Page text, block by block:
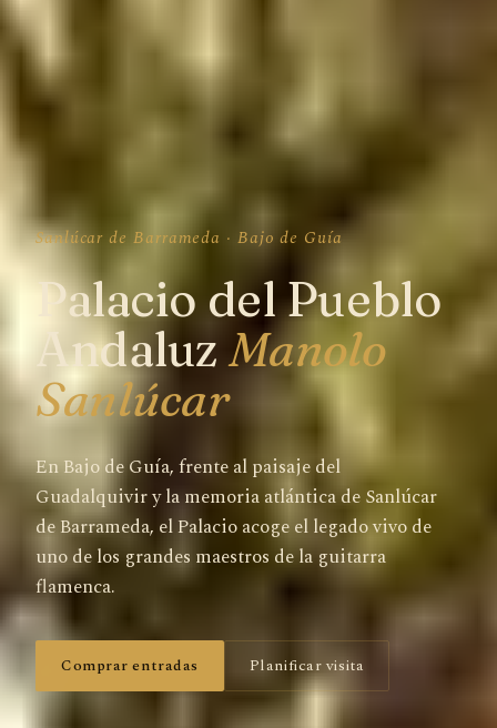
Sanlúcar de Barrameda · Bajo de Guía
Palacio del Pueblo
AndaluzManolo
Sanlúcar
En Bajo de Guía, frente al paisaje del
Guadalquivir y la memoria atlántica de Sanlúcar
de Barrameda, el Palacio acoge el legado vivo de
uno de los grandes maestros de la guitarra
flamenca.
Comprar entradas Planificar visita